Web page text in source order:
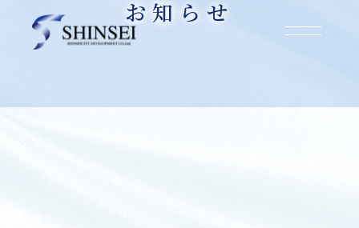
お知らせ